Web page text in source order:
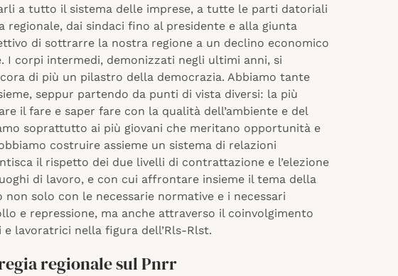
a tutto il sistema delle imprese, a tutte le parti datoriali
regionale, dai sindaci fino al presidente e alla giunta
di sottrarre la nostra regione a un declino economico
I corpi intermedi, demonizzati negli ultimi anni, si
di più un pilastro della democrazia. Abbiamo tante
seppur partendo da punti di vista diversi: la più
il fare e saper fare con la qualità dell’ambiente e del
soprattutto ai più giovani che meritano opportunità e
costruire assieme un sistema di relazioni
il rispetto dei due livelli di contrattazione e l’elezione
di lavoro, e con cui affrontare insieme il tema della
non solo con le necessarie normative e i necessari
e repressione, ma anche attraverso il coinvolgimento
lavoratrici nella figura dell’Rls-Rlst.
regionale sul Pnrr